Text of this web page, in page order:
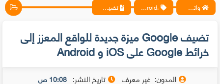
واتس آب ، فيسبوك ، أنترنت ، شروحات تقنية حصرية - المحترف ،android تضيف Google ميزة جديدة للواقع المعزز إلى خرائط Google على iOS و Android
تضيف Google ميزة جديدة للواقع المعزز إلى
خرائط Google على iOS و Android
المدون: غير معرف تاريخ النشر: 10:08 ص